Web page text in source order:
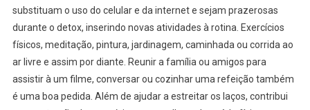
substituam o uso do celular e da internet e sejam prazerosas
durante o detox, inserindo novas atividades à rotina. Exercícios
físicos, meditação, pintura, jardinagem, caminhada ou corrida ao
ar livre e assim por diante. Reunir a família ou amigos para
assistir à um filme, conversar ou cozinhar uma refeição também
é uma boa pedida. Além de ajudar a estreitar os laços, contribui